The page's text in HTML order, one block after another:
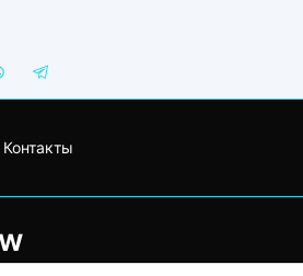
Контакты